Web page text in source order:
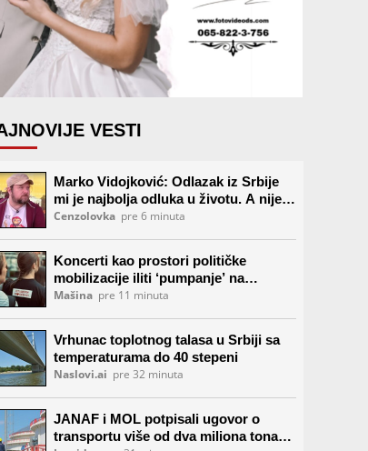
VESTI